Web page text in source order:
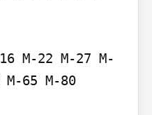
M-22 M-27 M-
65 M-80